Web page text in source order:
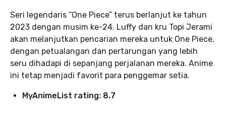
Seri legendaris “One Piece” terus berlanjut ke tahun
2023 dengan musim ke-24. Luffy dan kru Topi Jerami
akan melanjutkan pencarian mereka untuk One Piece,
dengan petualangan dan pertarungan yang lebih
seru dihadapi di sepanjang perjalanan mereka. Anime
ini tetap menjadi favorit para penggemar setia.
MyAnimeList rating: 8.7